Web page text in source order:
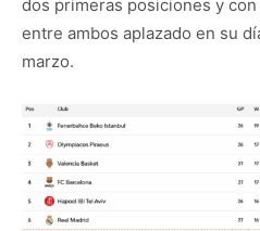
dos primeras posiciones y
entre ambos aplazado en su
marzo.